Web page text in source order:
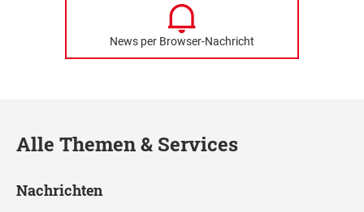
News per Browser-Nachricht
Alle Themen & Services
Nachrichten